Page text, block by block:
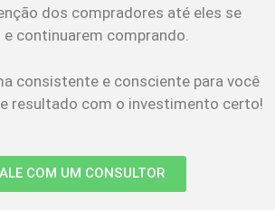
dos compradores até eles se
continuarem comprando.
consistente e consciente para você
resultado com o investimento certo!
COM UM CONSULTOR